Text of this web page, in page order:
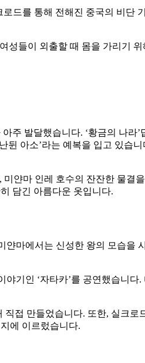
드를 통해 전해진 중국의 비단
성들이 외출할 때 몸을 가리기
발달했습니다. ‘황금의 나라
아소’라는 예복을 입고 있습
얀마 인레 호수의 잔잔한 물결
담긴 아름다운 옷입니다.
마에서는 신성한 왕의 모습을
기인 ‘자타카’를 공연했습니
접 만들었습니다. 또한, 실크
에 이르렀습니다.